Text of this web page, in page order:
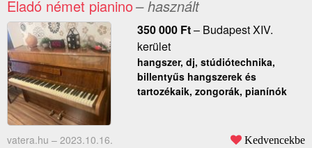
Eladó német pianino– használt
350 000 Ft– Budapest XIV.
kerület
hangszer, dj, stúdiótechnika,
billentyűs hangszerek és
tartozékaik, zongorák, pianínók
vatera.hu – 2023.10.16. Kedvencekbe